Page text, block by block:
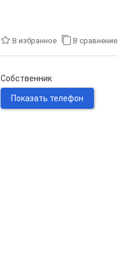
В избранное В сравнение
Собственник
Показать телефон